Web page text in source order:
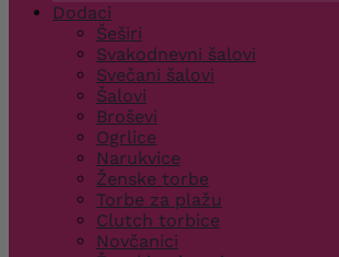
Dodaci
Šeširi
Svakodnevni šalovi
Svečani šalovi
Šalovi
Broševi
Ogrlice
Narukvice
Ženske torbe
Torbe za plažu
Clutch torbice
Novčanici